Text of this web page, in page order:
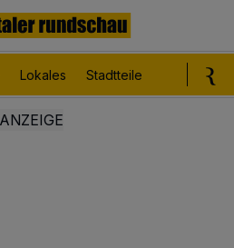
Lokales Stadtteile